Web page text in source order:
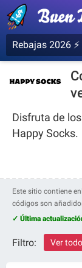
Rebajas 2026 ⚡
Disfruta de
Happy Socks.
Este sitio contiene
códigos son
✓ Última
Filtro: Ver todo